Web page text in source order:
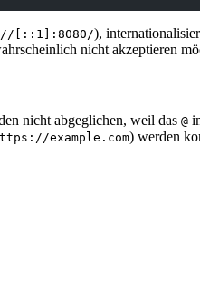
[::1]:8080/),
nicht akzeptieren
nicht abgeglichen, weil das @
example.com) werden